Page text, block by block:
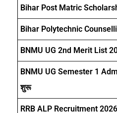
Bihar Post Matric
Bihar Polytechnic
BNMU UG 2nd Merit List
BNMU UG Semester 1
शुरू
RRB ALP Recruitment